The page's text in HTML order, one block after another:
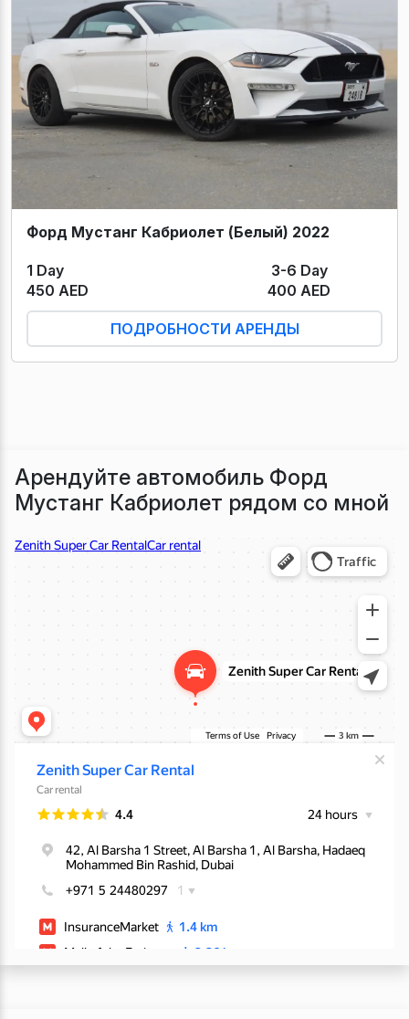
Форд Мустанг Кабриолет (Белый) 2022
1 Day
3-6 Day
450 AED
400 AED
ПОДРОБНОСТИ АРЕНДЫ
Арендуйте автомобиль Форд
Мустанг Кабриолет рядом со мной